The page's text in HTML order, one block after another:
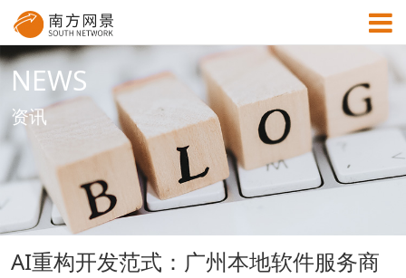
MENU
首页
成功案例
解决方案
NEWS
资讯
AI重构开发范式：广州本地软件服务商